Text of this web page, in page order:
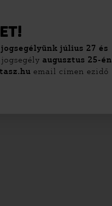
július 27 és
augusztus 25-én
email címen ezidő